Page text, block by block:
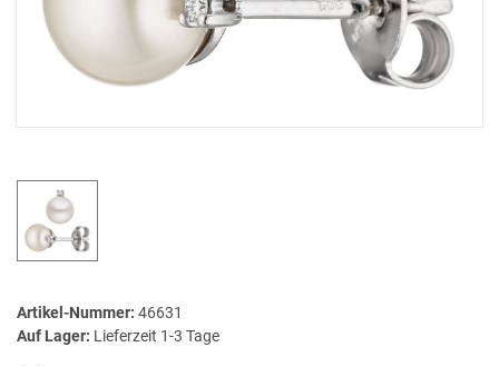
Artikel-Nummer: 46631
Auf Lager: Lieferzeit 1-3 Tage